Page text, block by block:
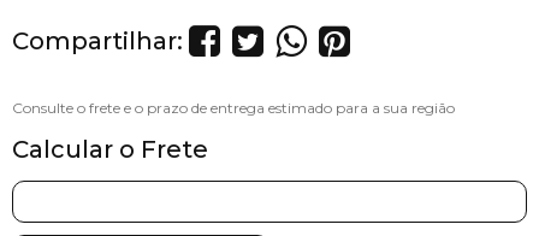
Compartilhar:
Calcular o Frete